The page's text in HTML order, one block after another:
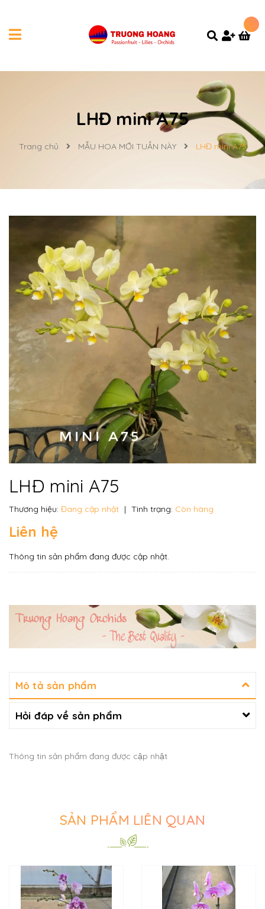
LHĐ mini A75
Trang chủ MẪU HOA MỚI TUẦN NÀY LHĐ mini A75
LHĐ mini A75
Thương hiệu: Đang cập nhật | Tình trạng: Còn hàng
Liên hệ
Thông tin sản phẩm đang được cập nhật.
Mô tả sản phẩm
Hỏi đáp về sản phẩm
Thông tin sản phẩm đang được cập nhật
SẢN PHẨM LIÊN QUAN